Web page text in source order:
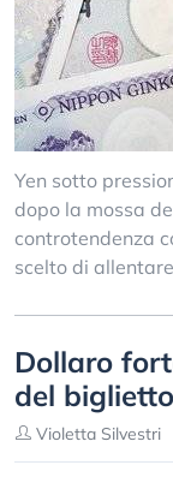
Yen sotto
dopo la mossa
controtendenza
scelto di
Dollaro
del
Violetta Silvestri